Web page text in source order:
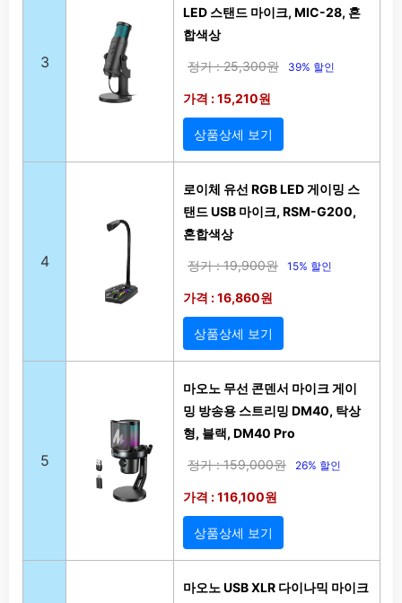
3
LED 스탠드 마이크, MIC-28, 혼
합색상
정가 : 25,300원 39% 할인
가격 : 15,210원
상품상세 보기
4
로이체 유선 RGB LED 게이밍 스
탠드 USB 마이크, RSM-G200,
혼합색상
정가 : 19,900원 15% 할인
가격 : 16,860원
상품상세 보기
5
마오노 무선 콘덴서 마이크 게이
밍 방송용 스트리밍 DM40, 탁상
형, 블랙, DM40 Pro
정가 : 159,000원 26% 할인
가격 : 116,100원
상품상세 보기
마오노 USB XLR 다이나믹 마이크